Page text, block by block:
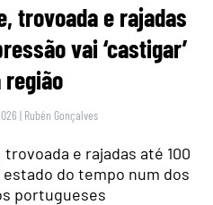
trovoada e rajadas
vai ‘castigar’
| Rubén Gonçalves
e rajadas até 100
do tempo num dos
portugueses